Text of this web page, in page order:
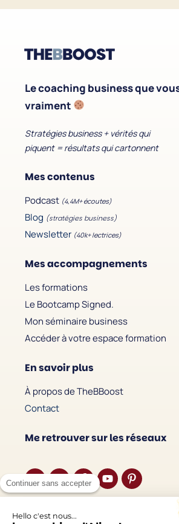
Continuer sans accepter
Hello c'est nous...
Le coaching business que
vraiment
Stratégies business + vérités qui
piquent = résultats qui cartonnent
Mes contenus
Podcast (4,4M+ écoutes)
Blog (stratégies business)
Newsletter (40k+ lectrices)
Mes accompagnements
Les formations
Le Bootcamp Signed.
Mon séminaire business
Accéder à votre espace formation
En savoir plus
À propos de TheBBoost
Contact
Me retrouver sur les réseaux
Écouter le podcast